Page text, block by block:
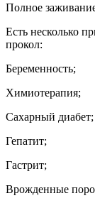
Полное
Есть несколько
прокол:
Беременность;
Химиотерапия;
Сахарный диабет;
Гепатит;
Гастрит;
Врожденные